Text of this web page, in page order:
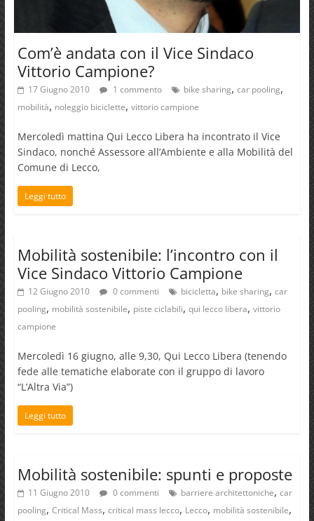
Com’è andata con il Vice Sindaco
Vittorio Campione?
17 Giugno 2010 1 commento bike sharing, car pooling,
mobilità, noleggio biciclette, vittorio campione
Mercoledì mattina Qui Lecco Libera ha incontrato il Vice
Sindaco, nonché Assessore all’Ambiente e alla Mobilità del
Comune di Lecco,
Leggi tutto
Mobilità sostenibile: l’incontro con il
Vice Sindaco Vittorio Campione
12 Giugno 2010 0 commenti bicicletta, bike sharing, car
pooling, mobilità sostenibile, piste ciclabili, qui lecco libera, vittorio
campione
Mercoledì 16 giugno, alle 9,30, Qui Lecco Libera (tenendo
fede alle tematiche elaborate con il gruppo di lavoro
“L’Altra Via”)
Leggi tutto
Mobilità sostenibile: spunti e proposte
11 Giugno 2010 0 commenti barriere architettoniche, car
pooling, Critical Mass, critical mass lecco, Lecco, mobilità sostenibile,